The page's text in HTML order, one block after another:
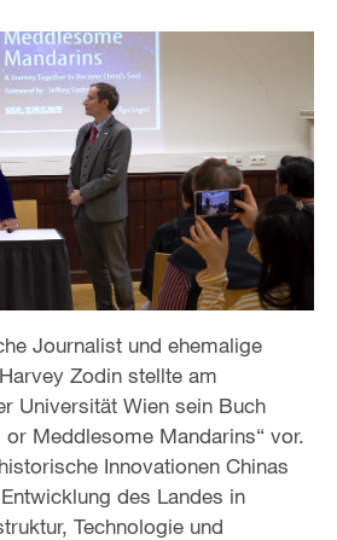
Journalist und ehemalige
Harvey Zodinstellte am
Universität Wien sein Buch
or Meddlesome Mandarins“ vor.
Innovationen Chinas
des Landes in
Technologie und